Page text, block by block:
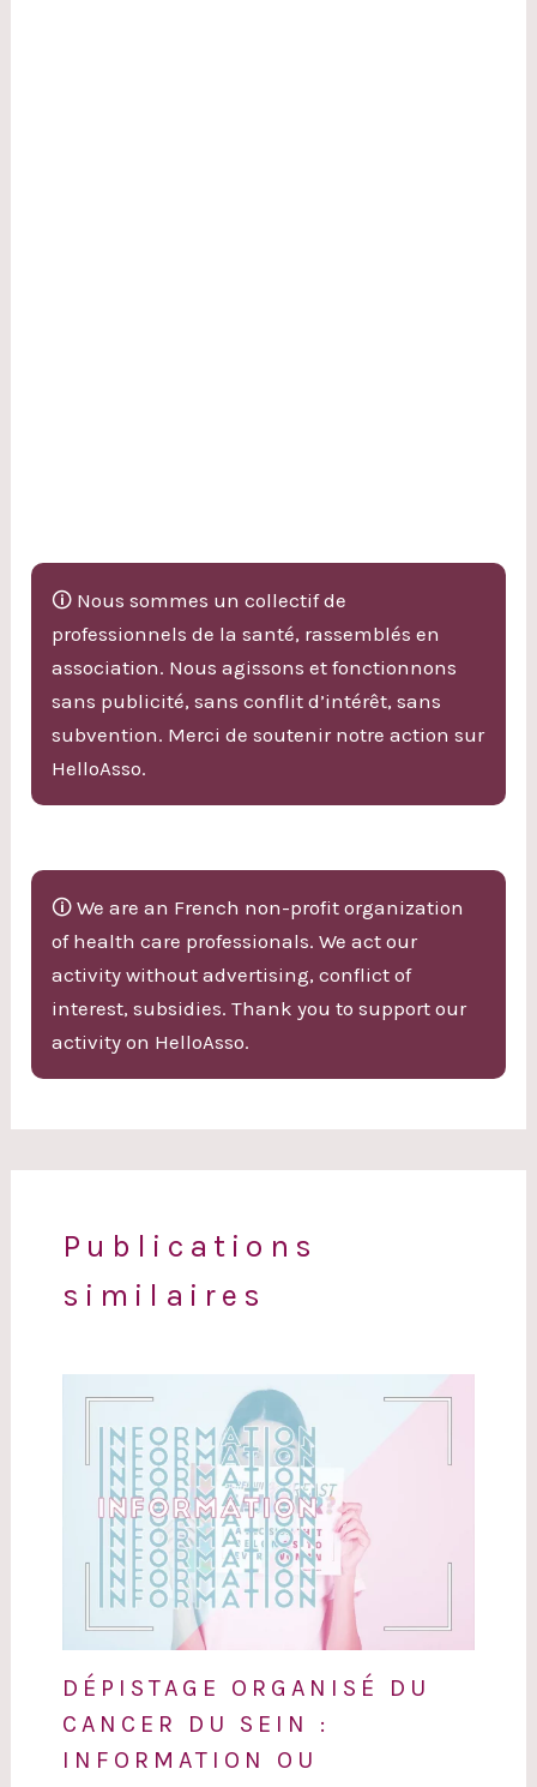
🛈 Nous sommes un collectif de
professionnels de la santé, rassemblés en
association. Nous agissons et fonctionnons
sans publicité, sans conflit d’intérêt, sans
subvention. Merci de soutenir notre action sur
HelloAsso.
🛈 We are an French non-profit organization
of health care professionals. We act our
activity without advertising, conflict of
interest, subsidies. Thank you to support our
activity on HelloAsso.
Publications
similaires
DÉPISTAGE ORGANISÉ DU
CANCER DU SEIN :
INFORMATION OU